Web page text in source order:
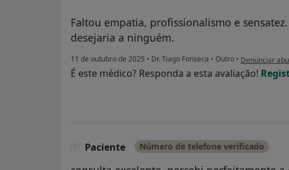
Faltou empatia, profissionalismo e
desejaria a ninguém.
11 de outubro de 2025 • Dr. Tiago Fonseca • Outro • na opinião do
Denunciar
É este médico? Responda a esta avaliação!
Paciente Número de telefone verificado